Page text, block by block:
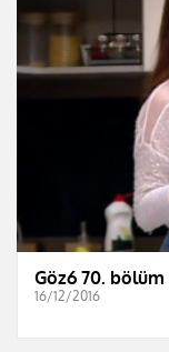
Göz6 70. bölüm
16/12/2016